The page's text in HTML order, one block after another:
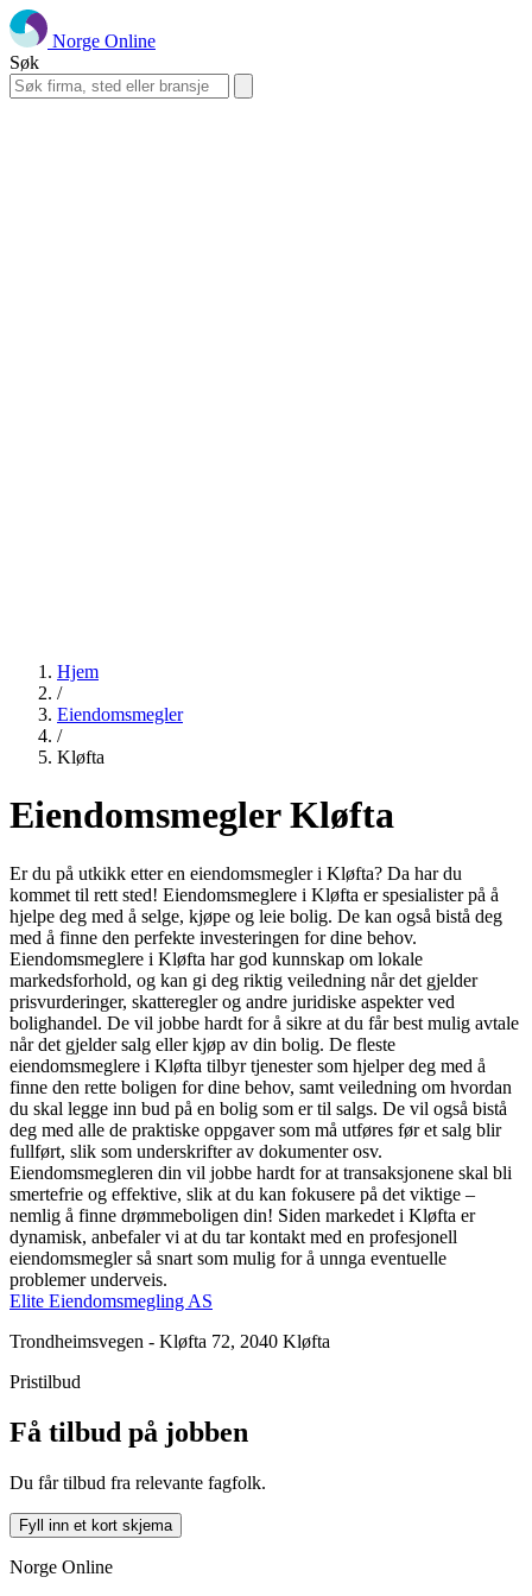
Norge Online
Søk
Hjem
/
Eiendomsmegler
/
Kløfta
Eiendomsmegler Kløfta
Er du på utkikk etter en eiendomsmegler i Kløfta? Da har du
kommet til rett sted! Eiendomsmeglere i Kløfta er spesialister på å
hjelpe deg med å selge, kjøpe og leie bolig. De kan også bistå deg
med å finne den perfekte investeringen for dine behov.
Eiendomsmeglere i Kløfta har god kunnskap om lokale
markedsforhold, og kan gi deg riktig veiledning når det gjelder
prisvurderinger, skatteregler og andre juridiske aspekter ved
bolighandel. De vil jobbe hardt for å sikre at du får best mulig avtale
når det gjelder salg eller kjøp av din bolig. De fleste
eiendomsmeglere i Kløfta tilbyr tjenester som hjelper deg med å
finne den rette boligen for dine behov, samt veiledning om hvordan
du skal legge inn bud på en bolig som er til salgs. De vil også bistå
deg med alle de praktiske oppgaver som må utføres før et salg blir
fullført, slik som underskrifter av dokumenter osv.
Eiendomsmegleren din vil jobbe hardt for at transaksjonene skal bli
smertefrie og effektive, slik at du kan fokusere på det viktige –
nemlig å finne drømmeboligen din! Siden markedet i Kløfta er
dynamisk, anbefaler vi at du tar kontakt med en profesjonell
eiendomsmegler så snart som mulig for å unnga eventuelle
problemer underveis.
Elite Eiendomsmegling AS
Trondheimsvegen - Kløfta 72, 2040 Kløfta
Pristilbud
Få tilbud på jobben
Du får tilbud fra relevante fagfolk.
Fyll inn et kort skjema
Norge Online